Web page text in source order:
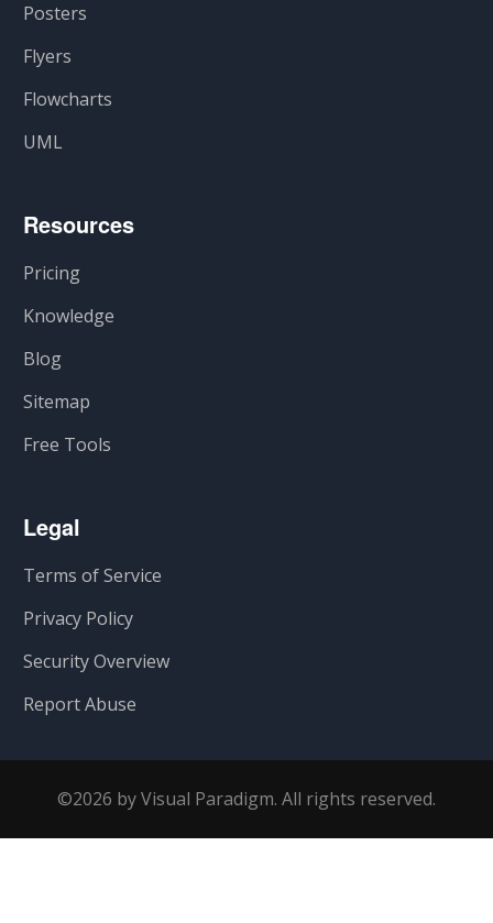
Posters
Flyers
Flowcharts
UML
Resources
Pricing
Knowledge
Blog
Sitemap
Free Tools
Legal
Terms of Service
Privacy Policy
Security Overview
Report Abuse
©2026 by Visual Paradigm. All rights reserved.